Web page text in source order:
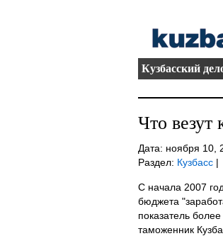
Кузбасский
Что везут
Дата: ноября 10,
Раздел: Кузбасс|
С начала 2007
бюджета
показатель
таможенник